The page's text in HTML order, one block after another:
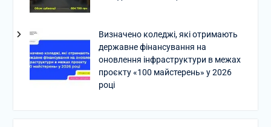
Визначено коледжі, які отримають
державне фінансування на
оновлення інфраструктури в межах
проєкту «100 майстерень» у 2026
році